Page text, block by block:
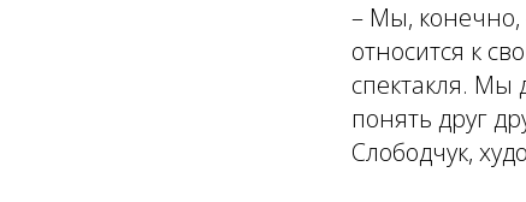
– Мы, конечно,
относится к
спектакля. Мы
понять друг
Слободчук,